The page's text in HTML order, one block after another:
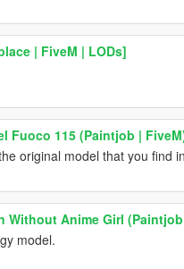
| FiveM | LODs]
Fuoco 115 (Paintjob |
original model that you find
Without Anime Girl
model.